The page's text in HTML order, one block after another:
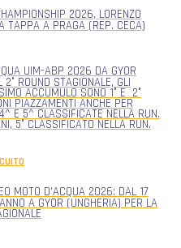
2026, LORENZO
TAPPA A PRAGA (REP. CECA)
UIM-ABP 2026 DA GYOR
ROUND STAGIONALE, GLI
ACCUMULO SONO 1° E 2°
PIAZZAMENTI ANCHE PER
E 5^ CLASSIFICATE NELLA RUN.
5° CLASSIFICATO NELLA RUN.
MOTO D’ACQUA 2026: DAL 17
A GYOR (UNGHERIA) PER LA